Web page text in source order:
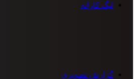
لیگ کاراته
گزارش تصویری